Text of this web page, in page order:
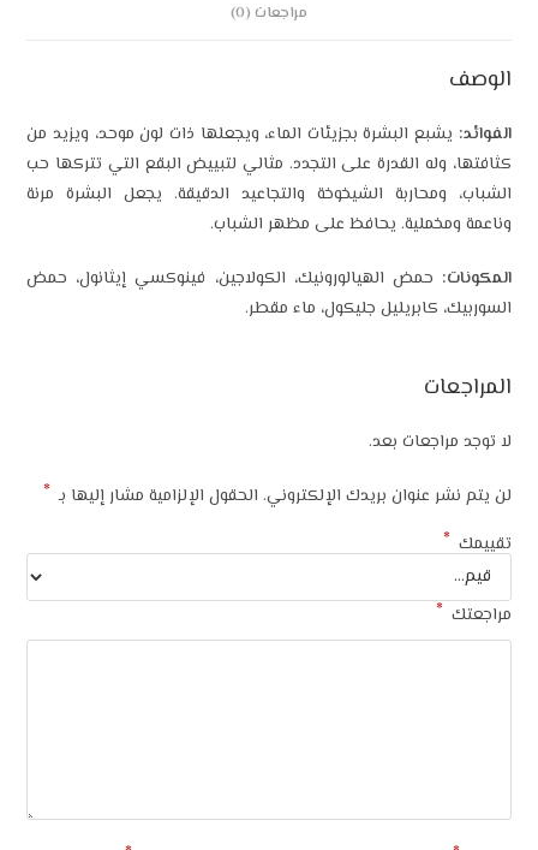
مراجعات (0)
الوصف
الفوائد: يشبع البشرة بجزيئات الماء، ويجعلها ذات لون موحد، ويزيد من
كثافتها، وله القدرة على التجدد. مثالي لتبييض البقع التي تتركها حب
الشباب، ومحاربة الشيخوخة والتجاعيد الدقيقة. يجعل البشرة مرنة
وناعمة ومخملية. يحافظ على مظهر الشباب.
المكونات: حمض الهيالورونيك، الكولاجين، فينوكسي إيثانول، حمض
السوربيك، كابريليل جليكول، ماء مقطر.
المراجعات
لا توجد مراجعات بعد.
لن يتم نشر عنوان بريدك الإلكتروني. الحقول الإلزامية مشار إليها بـ *
تقييمك *
مراجعتك *